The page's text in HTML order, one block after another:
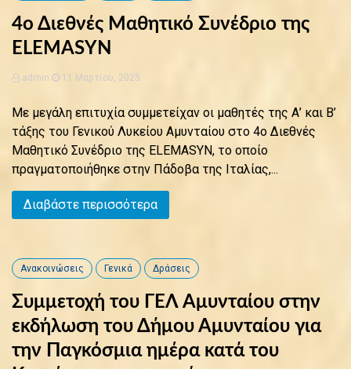
4ο Διεθνές Μαθητικό Συνέδριο της
ELEMASYN
admin 11 Μαρτίου, 2025
Με μεγάλη επιτυχία συμμετείχαν οι μαθητές της Α’ και Β’
τάξης του Γενικού Λυκείου Αμυνταίου στο 4ο Διεθνές
Μαθητικό Συνέδριο της ELEMASYN, το οποίο
πραγματοποιήθηκε στην Πάδοβα της Ιταλίας,...
Διαβάστε περισσότερα
Ανακοινώσεις Γενικά Δράσεις
Συμμετοχή του ΓΕΛ Αμυνταίου στην
εκδήλωση του Δήμου Αμυνταίου για
την Παγκόσμια ημέρα κατά του